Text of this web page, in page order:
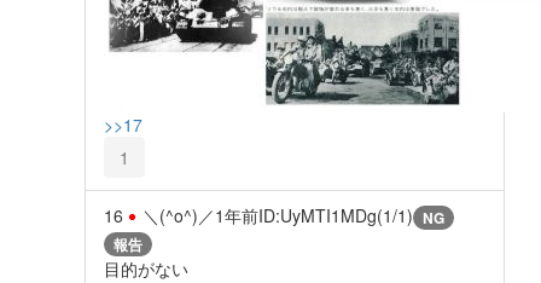
>>17
1
16 ＼(^o^)／1年前ID:UyMTI1MDg(1/1) NG
報告
目的がない